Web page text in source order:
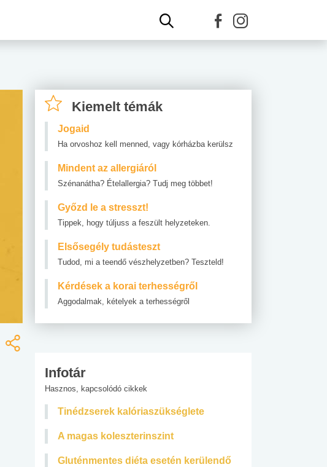
Kiemelt témák
Jogaid
Ha orvoshoz kell menned, vagy kórházba kerülsz
Mindent az allergiáról
Szénanátha? Ételallergia? Tudj meg többet!
Győzd le a stresszt!
Tippek, hogy túljuss a feszült helyzeteken.
Elsősegély tudásteszt
Tudod, mi a teendő vészhelyzetben? Teszteld!
Kérdések a korai terhességről
Aggodalmak, kételyek a terhességről
Infotár
Hasznos, kapcsolódó cikkek
Tinédzserek kalóriaszükséglete
A magas koleszterinszint
Gluténmentes diéta esetén kerülendő